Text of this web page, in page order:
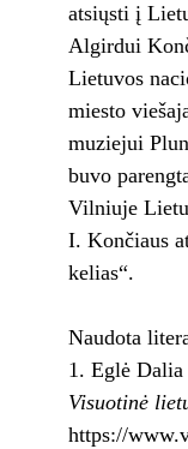
atsiųsti į
Algirdui
Lietuvos
miesto
muziejui
buvo
Vilniuje
I. Končiaus
kelias“.
Naudota
Eglė Dalia
Visuotinė
https://